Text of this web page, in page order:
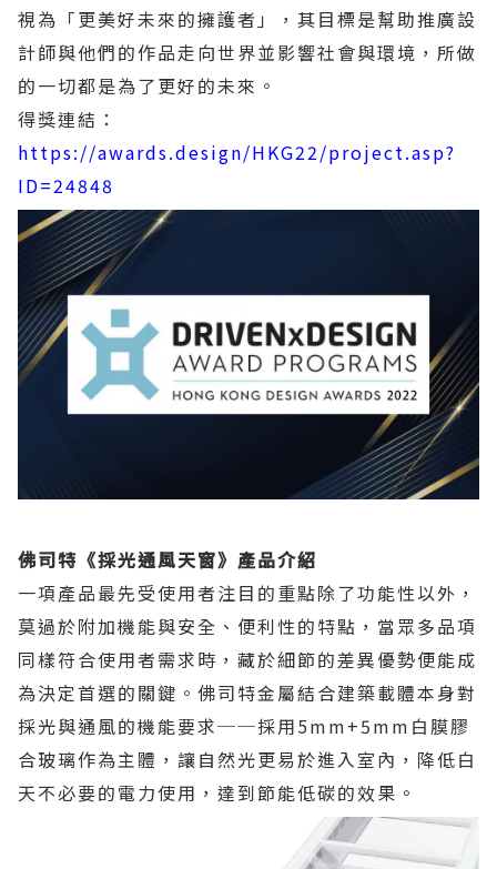
視為「更美好未來的擁護者」，其目標是幫助推廣設
計師與他們的作品走向世界並影響社會與環境，所做
的一切都是為了更好的未來。
得獎連結：
https://awards.design/HKG22/project.asp?
ID=24848
佛司特《採光通風天窗》產品介紹
一項產品最先受使用者注目的重點除了功能性以外，
莫過於附加機能與安全、便利性的特點，當眾多品項
同樣符合使用者需求時，藏於細節的差異優勢便能成
為決定首選的關鍵。佛司特金屬結合建築載體本身對
採光與通風的機能要求──採用5mm+5mm白膜膠
合玻璃作為主體，讓自然光更易於進入室內，降低白
天不必要的電力使用，達到節能低碳的效果。